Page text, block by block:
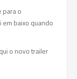
para o
baixo quando
o novo trailer